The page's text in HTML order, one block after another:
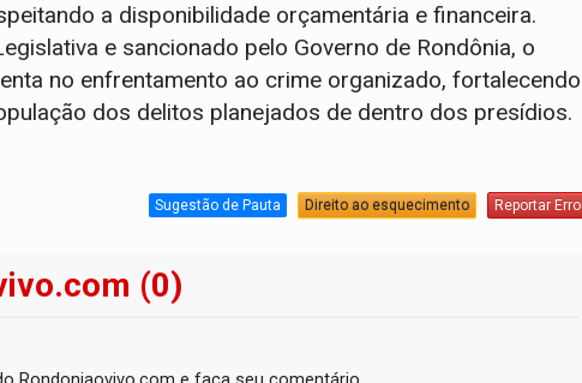
a disponibilidade orçamentária e financeira.
e sancionado pelo Governo de Rondônia, o
no enfrentamento ao crime organizado, fortalecendo
dos delitos planejados de dentro dos presídios.
Sugestão de Pauta Direito ao esquecimento Reportar Erro
(0)